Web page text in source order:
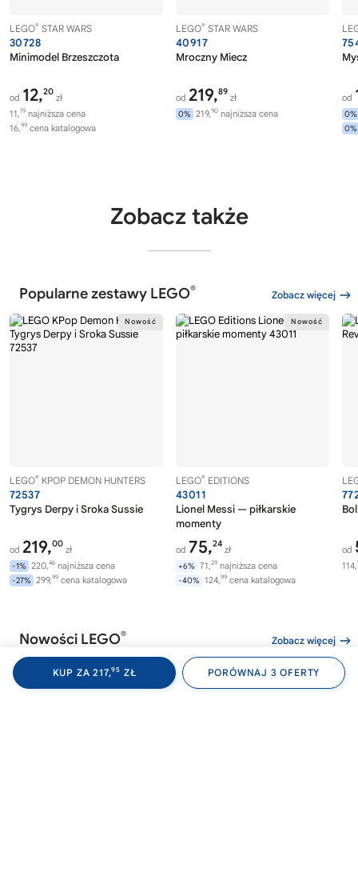
LEGO® STAR WARS
30728
Minimodel Brzeszczota
od 12,20
zł
11,19 najniższa cena
16,99 cena katalogowa
LEGO® STAR WARS
40917
Mroczny Miecz
od 219,89
zł
0% 219,90 najniższa cena
od
0%
0%
KUP ZA 217,95 ZŁ PORÓWNAJ 3 OFERTY
Zobacz także
Popularne zestawy LEGO® Zobacz więcej
LEGO® KPOP DEMON HUNTERS
72537
Tygrys Derpy i Sroka Sussie
od 219,00
zł
-1% 220,46 najniższa cena
-27% 299,99 cena katalogowa
LEGO® EDITIONS
43011
Lionel Messi — piłkarskie
momenty
od 75,24
zł
+6% 71,29 najniższa cena
-40% 124,99 cena katalogowa
od
114,
Nowości LEGO® Zobacz więcej